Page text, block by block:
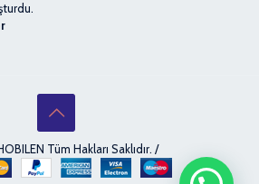
Tüm Hakları Saklıdır. /